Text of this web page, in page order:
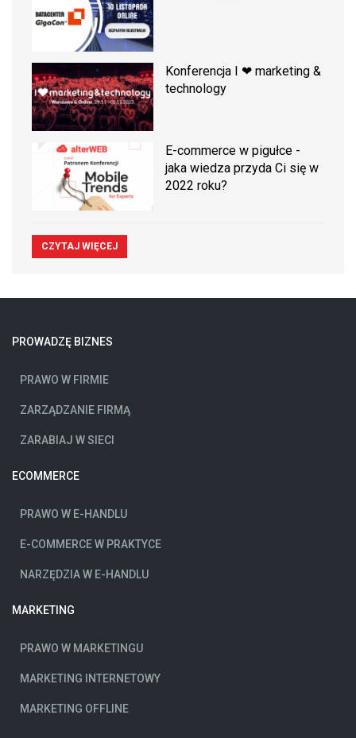
Konferencja I ❤ marketing &
technology
E-commerce w pigułce -
jaka wiedza przyda Ci się w
2022 roku?
CZYTAJ WIĘCEJ
PROWADZĘ BIZNES
PRAWO W FIRMIE
ZARZĄDZANIE FIRMĄ
ZARABIAJ W SIECI
ECOMMERCE
PRAWO W E-HANDLU
E-COMMERCE W PRAKTYCE
NARZĘDZIA W E-HANDLU
MARKETING
PRAWO W MARKETINGU
MARKETING INTERNETOWY
MARKETING OFFLINE